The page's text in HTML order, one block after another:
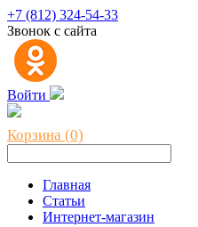
+7 (812) 324-54-33
Звонок с сайта
Войти
Корзина (0)
Главная
Статьи
Интернет-магазин